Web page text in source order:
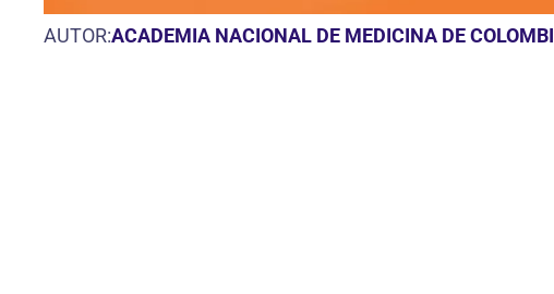
AUTOR:ACADEMIA NACIONAL DE MEDICINA DE